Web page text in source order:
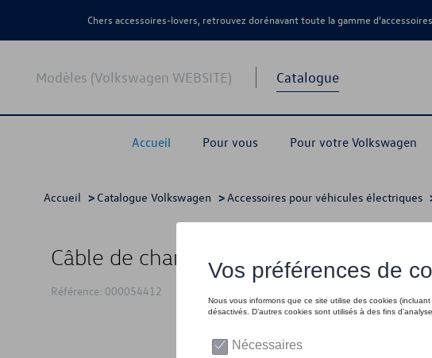
Chers accessoires-lovers, retrouvez dorénavant toute la gamme
Modèles (Volkswagen WEBSITE) Catalogue
Accueil Pour vous Pour votre Volkswagen
Accueil > Catalogue Volkswagen >Accessoires pour véhicules électriques
Câble de charge électrique, Mode 2,
Référence: 000054412